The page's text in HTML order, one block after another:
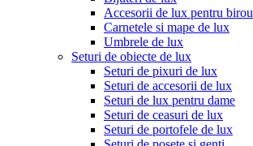
Accesorii de lux pentru birou
Carnetele si mape de lux
Umbrele de lux
Seturi de obiecte de lux
Seturi de pixuri de lux
Seturi de accesorii de lux
Seturi de lux pentru dame
Seturi de ceasuri de lux
Seturi de portofele de lux